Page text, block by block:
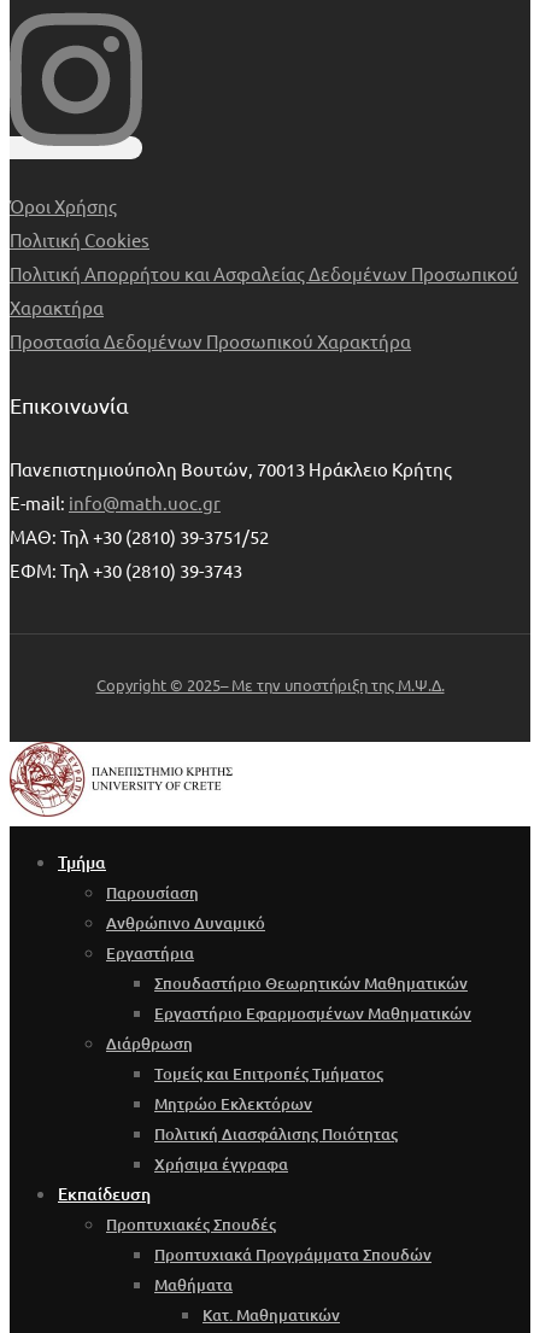
Όροι Χρήσης
Πολιτική Cookies
Πολιτική Απορρήτου και Ασφαλείας Δεδομένων Προσωπικού
Χαρακτήρα
Προστασία Δεδομένων Προσωπικού Χαρακτήρα
Επικοινωνία
Πανεπιστημιούπολη Βουτών, 70013 Ηράκλειο Κρήτης
E-mail: info@math.uoc.gr
ΜΑΘ: Τηλ +30 (2810) 39-3751/52
ΕΦΜ: Τηλ +30 (2810) 39-3743
Copyright © 2025– Με την υποστήριξη της Μ.Ψ.Δ.
Τμήμα
Παρουσίαση
Ανθρώπινο Δυναμικό
Εργαστήρια
Σπουδαστήριο Θεωρητικών Μαθηματικών
Εργαστήριο Εφαρμοσμένων Μαθηματικών
Διάρθρωση
Τομείς και Επιτροπές Τμήματος
Μητρώο Εκλεκτόρων
Πολιτική Διασφάλισης Ποιότητας
Χρήσιμα έγγραφα
Εκπαίδευση
Προπτυχιακές Σπουδές
Προπτυχιακά Προγράμματα Σπουδών
Μαθήματα
Κατ. Μαθηματικών